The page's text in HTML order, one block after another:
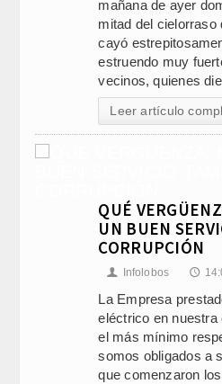
mañana de ayer
mitad del cielorraso
cayó
estruendo muy
vecinos, quienes
Leer artículo
QUÉ
UN BUEN
CORRUPCIÓN
👤 Infolobos 🕔
La Empresa
eléctrico en
el más mínimo
somos obligados a
que comenzaron